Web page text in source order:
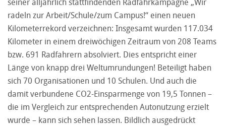
radeln zur Arbeit/Schule/zum Campus!“ einen neuen
Kilometerrekord verzeichnen: Insgesamt wurden 117.034
Kilometer in einem dreiwöchigen Zeitraum von 208 Teams
bzw. 691 Radfahrern absolviert. Dies entspricht einer
Länge von knapp drei Weltumrundungen! Beteiligt haben
sich 70 Organisationen und 10 Schulen. Und auch die
damit verbundene CO2-Einsparmenge von 19,5 Tonnen –
die im Vergleich zur entsprechenden Autonutzung erzielt
wurde – kann sich sehen lassen. Bildlich ausgedrückt